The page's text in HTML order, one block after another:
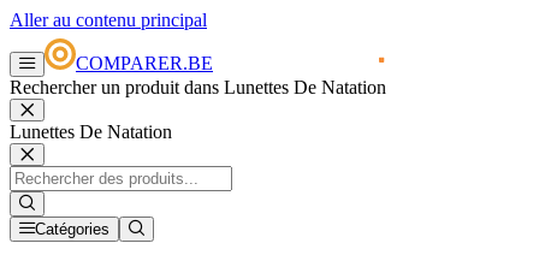
Aller au contenu principal
COMPARER.BE
Rechercher un produit dans Lunettes De Natation
Lunettes De Natation
Catégories